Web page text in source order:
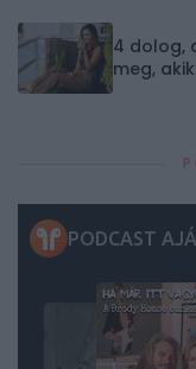
4 dolog,
meg,